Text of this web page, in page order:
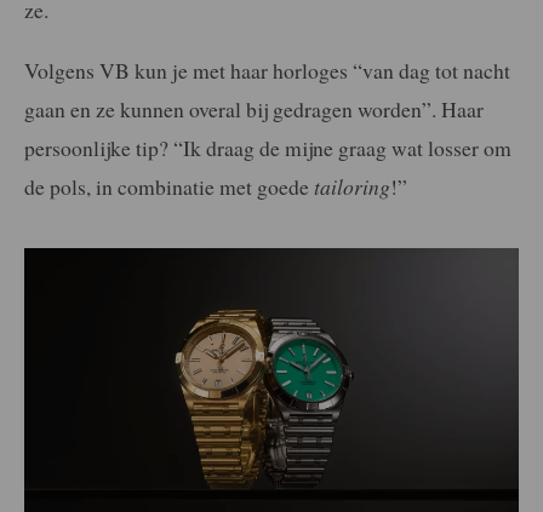
ze.
Volgens VB kun je met haar horloges “van dag tot nacht
gaan en ze kunnen overal bij gedragen worden”. Haar
persoonlijke tip? “Ik draag de mijne graag wat losser om
de pols, in combinatie met goede tailoring!”